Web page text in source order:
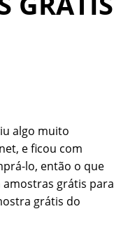
algo muito
e ficou com
lo, então o que
amostras grátis para
grátis do